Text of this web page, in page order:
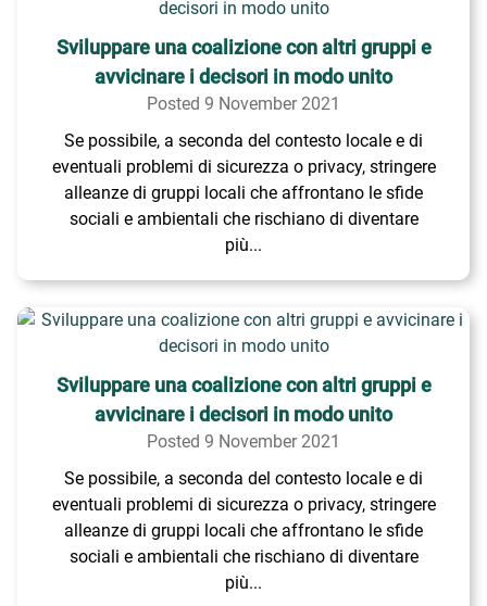
Sviluppare una coalizione con altri gruppi e
avvicinare i decisori in modo unito
Posted 9 November 2021
Se possibile, a seconda del contesto locale e di
eventuali problemi di sicurezza o privacy, stringere
alleanze di gruppi locali che affrontano le sfide
sociali e ambientali che rischiano di diventare
più...
Sviluppare una coalizione con altri gruppi e
avvicinare i decisori in modo unito
Posted 9 November 2021
Se possibile, a seconda del contesto locale e di
eventuali problemi di sicurezza o privacy, stringere
alleanze di gruppi locali che affrontano le sfide
sociali e ambientali che rischiano di diventare
più...